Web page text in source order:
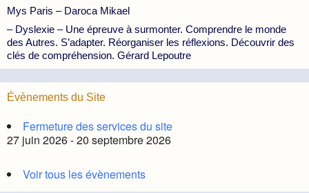
Mys Paris – Daroca Mikael
– Dyslexie – Une épreuve à surmonter. Comprendre le monde
des Autres. S’adapter. Réorganiser les réflexions. Découvrir des
clés de compréhension. Gérard Lepoutre
Évènements du Site
Fermeture des services du site
27 juin 2026 - 20 septembre 2026
Voir tous les évènements